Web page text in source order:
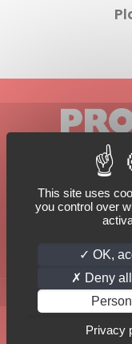
PROFIL C
© 2022 PROFIl
This site uses
you control over
OK,
Deny
Privacy